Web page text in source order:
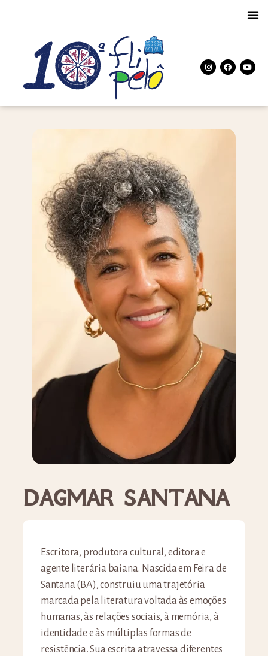
DAGMAR SANTANA
Escritora, produtora cultural, editora e
agente literária baiana. Nascida em Feira de
Santana (BA), construiu uma trajetória
marcada pela literatura voltada às emoções
humanas, às relações sociais, à memória, à
identidade e às múltiplas formas de
resistência. Sua escrita atravessa diferentes